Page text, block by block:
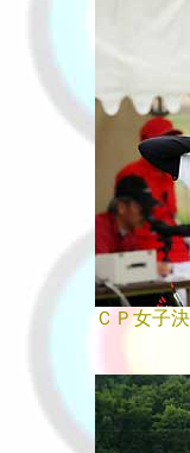
ＣＰ女子